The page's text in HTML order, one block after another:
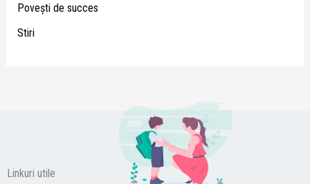
Poveşti de succes
Stiri
Linkuri utile